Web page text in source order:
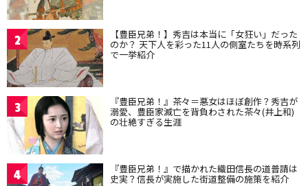
2 【豊臣兄弟！】秀吉は本当に「女狂い」だった
のか？ 天下人を彩った11人の側室たちを時系列
で一挙紹介
3 『豊臣兄弟！』茶々＝悪女はほぼ創作？秀吉が
溺愛、豊臣家滅亡を背負わされた茶々(井上和)
の壮絶すぎる生涯
4 『豊臣兄弟！』で描かれた織田信長の道普請は
史実？信長が実施した街道整備の施策を紹介